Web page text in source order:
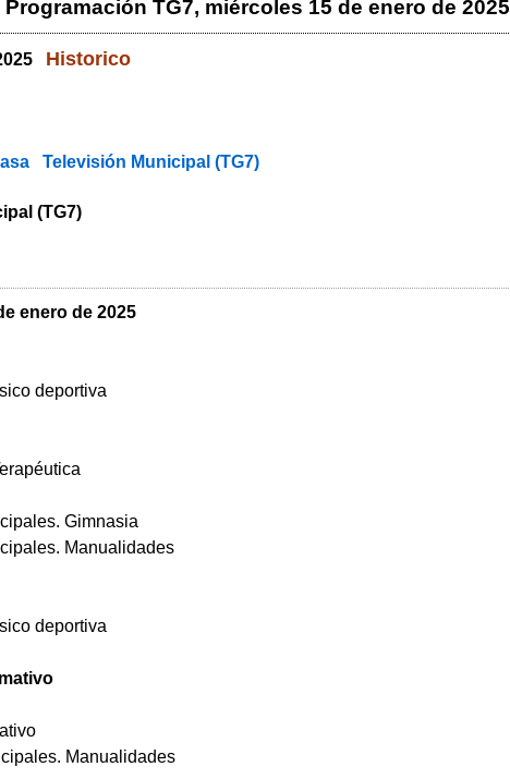
Programación TG7, miércoles 15 de enero de 2025
Historico
Televisión Municipal (TG7)
(TG7)
enero de 2025
deportiva
Gimnasia
Manualidades
deportiva
Manualidades